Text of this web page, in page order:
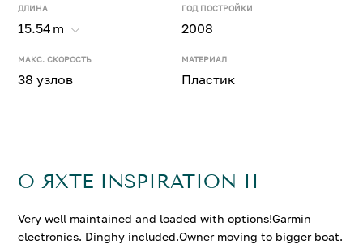
ДЛИНА
15.54 m
ГОД ПОСТРОЙКИ
2008
МАКС. СКОРОСТЬ
38 узлов
МАТЕРИАЛ
Пластик
О ЯХТЕ INSPIRATION II
Very well maintained and loaded with options!Garmin
electronics. Dinghy included.Owner moving to bigger boat.